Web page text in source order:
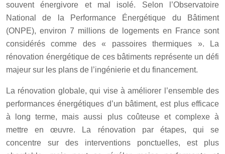
souvent énergivore et mal isolé. Selon l’Observatoire
National de la Performance Énergétique du Bâtiment
(ONPE), environ 7 millions de logements en France sont
considérés comme des « passoires thermiques ». La
rénovation énergétique de ces bâtiments représente un défi
majeur sur les plans de l’ingénierie et du financement.
La rénovation globale, qui vise à améliorer l’ensemble des
performances énergétiques d’un bâtiment, est plus efficace
à long terme, mais aussi plus coûteuse et complexe à
mettre en œuvre. La rénovation par étapes, qui se
concentre sur des interventions ponctuelles, est plus